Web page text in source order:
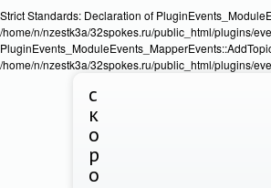
Strict Standards: Declaration of
/home/n/nzestk3a/32spokes.ru/public_html/plugins/
/home/n/nzestk3a/32spokes.ru/public_html/plugins/
с
к
о
р
о